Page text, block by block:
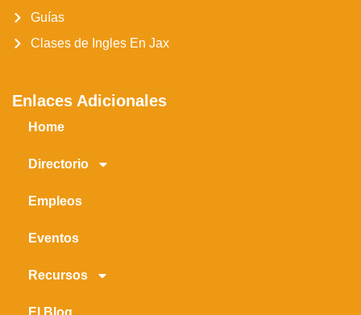
Guías
Clases de Ingles En Jax
Enlaces Adicionales
Home
Directorio
Empleos
Eventos
Recursos
El Blog